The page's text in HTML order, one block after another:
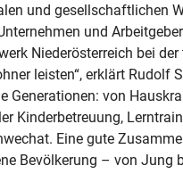
und gesellschaftlichen
und
Niederösterreich bei
leisten“, erklärt Rudolf
von
Kinderbetreuung,
Eine gute
Bevölkerung – von Jung